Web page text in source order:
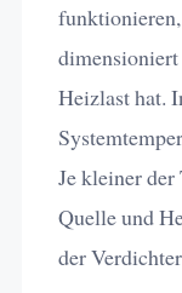
dimensioniert
Heizlast hat.
Je kleiner der
Quelle und
der